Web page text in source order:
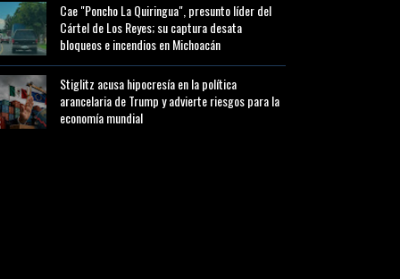
Cae "Poncho La Quiringua", presunto líder del
Cártel de Los Reyes; su captura desata
bloqueos e incendios en Michoacán
Stiglitz acusa hipocresía en la política
arancelaria de Trump y advierte riesgos para la
economía mundial